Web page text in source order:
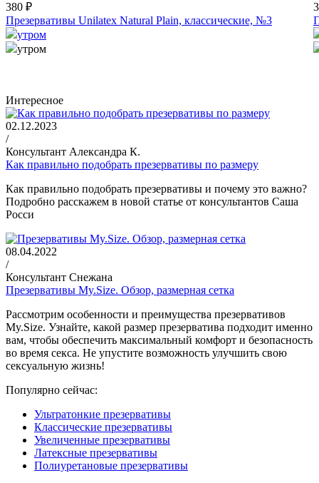
380 ₽
Презервативы Unilatex Natural Plain, классические, №3
утром
утром
Интересное
02.12.2023
/
Консультант Александра К.
Как правильно подобрать презервативы по размеру
Как правильно подобрать презервативы и почему это важно?
Подробно расскажем в новой статье от консультантов Саша
Росси
08.04.2022
/
Консультант Снежана
Презервативы My.Size. Обзор, размерная сетка
Рассмотрим особенности и преимущества презервативов
My.Size. Узнайте, какой размер презерватива подходит именно
вам, чтобы обеспечить максимальный комфорт и безопасность
во время секса. Не упустите возможность улучшить свою
сексуальную жизнь!
Популярно сейчас:
Ультратонкие презервативы
Классические презервативы
Увеличенные презервативы
Латексные презервативы
Полиуретановые презервативы